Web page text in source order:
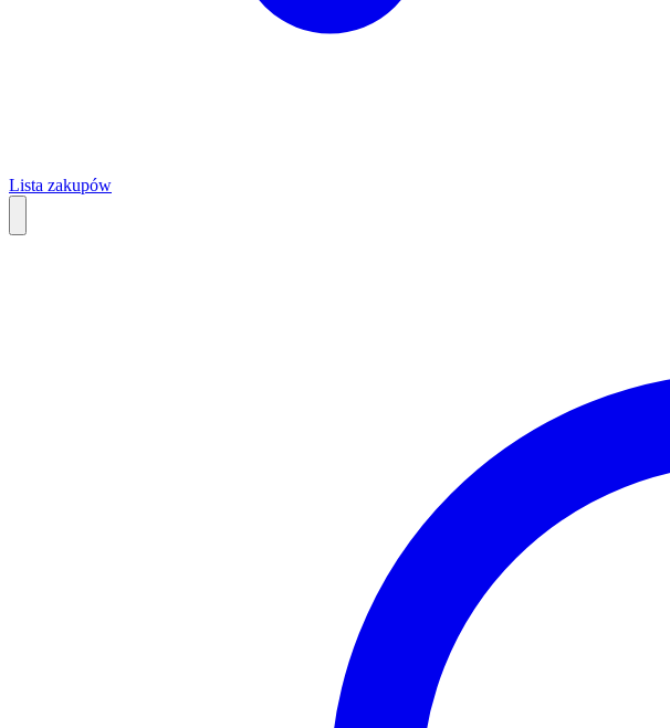
Lista zakupów